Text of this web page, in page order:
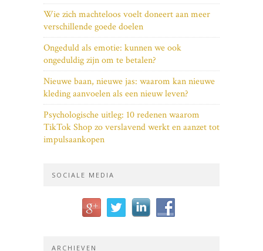
Wie zich machteloos voelt doneert aan meer
verschillende goede doelen
Ongeduld als emotie: kunnen we ook
ongeduldig zijn om te betalen?
Nieuwe baan, nieuwe jas: waarom kan nieuwe
kleding aanvoelen als een nieuw leven?
Psychologische uitleg: 10 redenen waarom
TikTok Shop zo verslavend werkt en aanzet tot
impulsaankopen
SOCIALE MEDIA
ARCHIEVEN